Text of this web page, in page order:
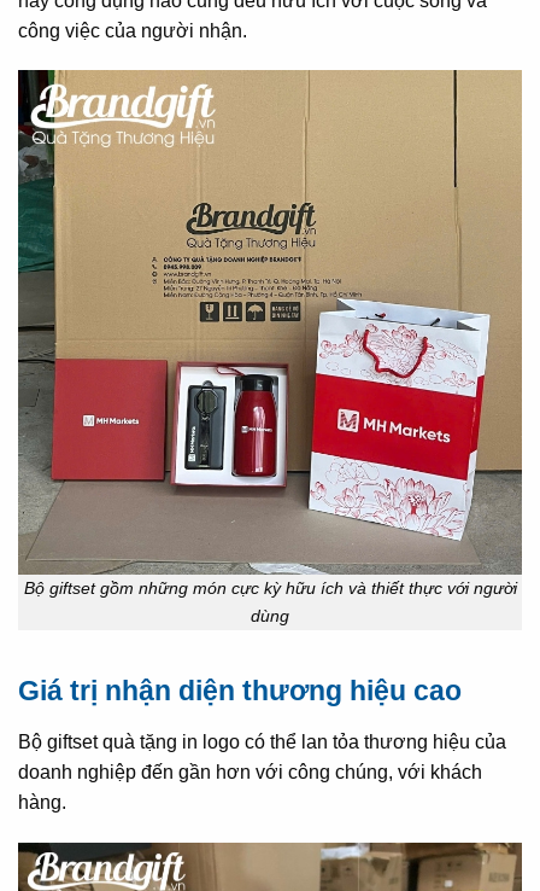
công việc của người nhận.
Bộ giftset gồm những món cực kỳ hữu ích và thiết thực với người
dùng
Giá trị nhận diện thương hiệu cao
Bộ giftset quà tặng in logo có thể lan tỏa thương hiệu của
doanh nghiệp đến gần hơn với công chúng, với khách
hàng.